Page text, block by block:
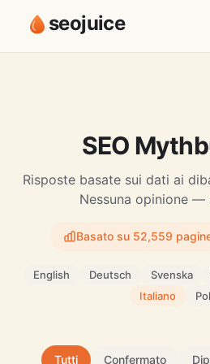
seojuice
SEO
Risposte basate sui dati ai
Nessuna opinione —
Basato su 52,559
English Deutsch Svenska
Italiano
Tutti Confermato